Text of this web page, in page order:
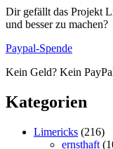
Dir gefällt das Projekt
und besser zu machen?
Paypal-Spende
Kein Geld? Kein
Kategorien
Limericks (216)
ernsthaft